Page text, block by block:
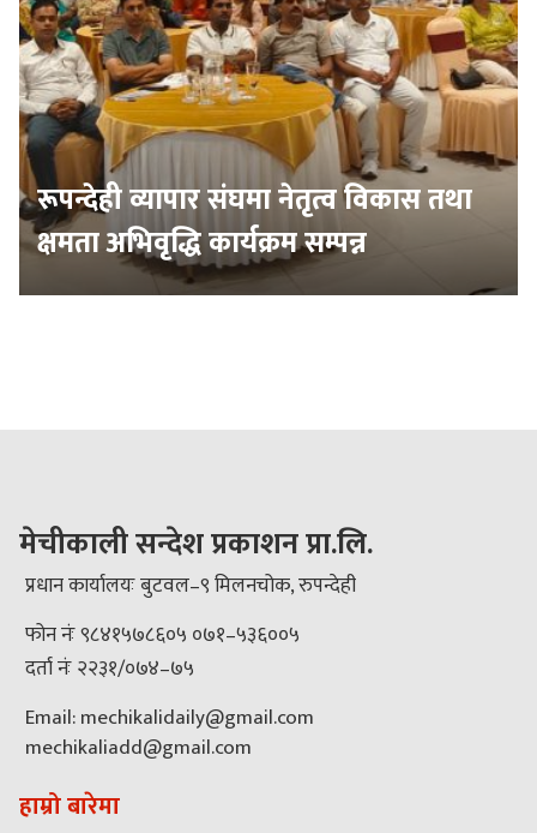
रूपन्देही व्यापार संघमा नेतृत्व विकास तथा
क्षमता अभिवृद्धि कार्यक्रम सम्पन्न
मेचीकाली सन्देश प्रकाशन प्रा.लि.
प्रधान कार्यालयः बुटवल–९ मिलनचोक, रुपन्देही
फोन नंः ९८४१५७८६०५ ०७१–५३६००५
दर्ता नंः २२३१/०७४–७५
Email: mechikalidaily@gmail.com
mechikaliadd@gmail.com
हाम्रो बारेमा